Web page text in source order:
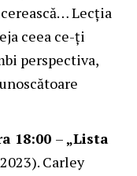
Lecția
ceea ce-ți
perspectiva,
18:00 –„Lista
Carley